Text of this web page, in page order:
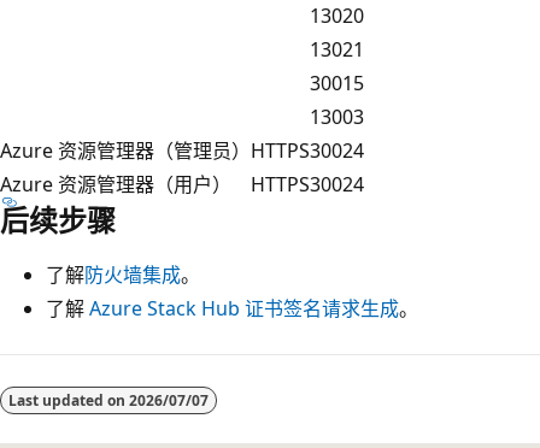
13020
13021
30015
13003
Azure 资源管理器（管理员） HTTPS30024
Azure 资源管理器（用户）
HTTPS30024
后续步骤
了解防火墙集成。
了解Azure Stack Hub 证书签名请求生成。
Last updated on 2026/07/07